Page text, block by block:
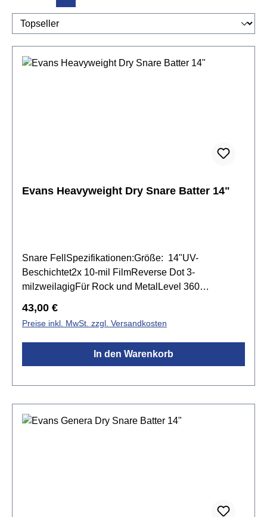
Evans Heavyweight Dry Snare Batter 14"
Snare FellSpezifikationen:Größe: 14"UV-
Beschichtet2x 10-mil FilmReverse Dot 3-
milzweilagigFür Rock und MetalLevel 360
Regulärer Preis:
43,00 €
Preise inkl. MwSt. zzgl. Versandkosten
In den Warenkorb